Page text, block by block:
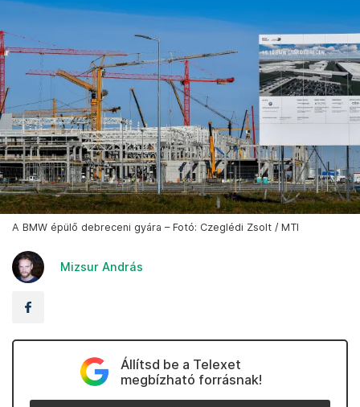
A BMW épülő debreceni gyára – Fotó: Czeglédi Zsolt / MTI
Mizsur András
Állítsd be a Telexet
megbízható forrásnak!